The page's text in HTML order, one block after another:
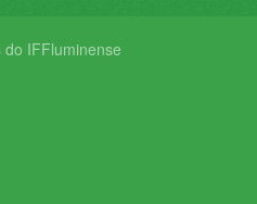
IFFluminense